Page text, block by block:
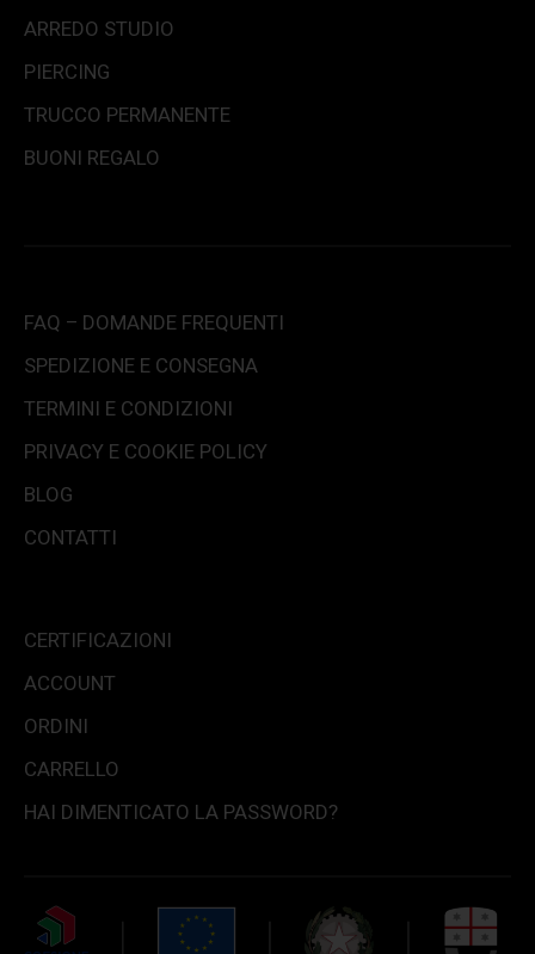
ARREDO STUDIO
PIERCING
TRUCCO PERMANENTE
BUONI REGALO
FAQ – DOMANDE FREQUENTI
SPEDIZIONE E CONSEGNA
TERMINI E CONDIZIONI
PRIVACY E COOKIE POLICY
BLOG
CONTATTI
CERTIFICAZIONI
ACCOUNT
ORDINI
CARRELLO
HAI DIMENTICATO LA PASSWORD?